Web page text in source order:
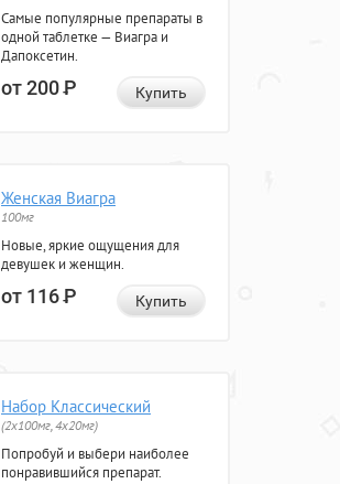
Самые популярные препараты в
одной таблетке — Виагра и
Дапоксетин.
от 200Р Купить
Женская Виагра
100мг
Новые, яркие ощущения для
девушек и женщин.
от 116Р Купить
Набор Классический
(2x100мг, 4x20мг)
Попробуй и выбери наиболее
понравившийся препарат.